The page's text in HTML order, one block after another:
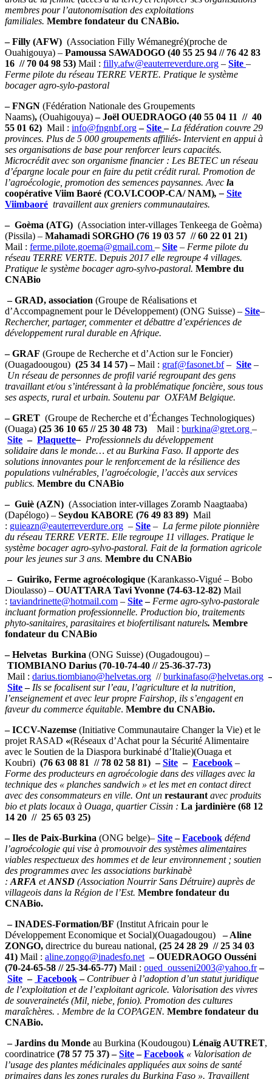
membres pour l’autonomisation des exploitations
familiales. Membre fondateur du CNABio.
– Filly (AFW) (Association Filly Wémanegré)(proche de
Ouahigouya) – Pamoussa SAWADOGO (40 55 25 94 // 76 42 83
16 // 70 04 98 53) Mail : filly.afw@eauterreverdure.org – Site –
Ferme pilote du réseau TERRE VERTE. Pratique le système
bocager agro-sylo-pastoral
– FNGN (Fédération Nationale des Groupements
Naams), (Ouahigouya)– Joël OUEDRAOGO (40 55 04 11 // 40
55 01 62) Mail : info@fngnbf.org –Site– La fédération couvre 29
provinces. Plus de 5 000 groupements affiliés- Intervient en appui à
ses organisations de base pour renforcer leurs capacités.
Microcrédit avec son organisme financier : Les BETEC un réseau
d’épargne locale pour en faire du petit crédit rural. Promotion de
l’agroécologie, promotion des semences paysannes. Avec la
coopérative Viim Baoré (CO.VI.COOP-CA/ NAM), – Site
Viimbaoré travaillent aux greniers communautaires.
– Goèma (ATG) (Association inter-villages Tenkeega de Goèma)
(Pissila) – Mahamadi SORGHO (76 19 03 57 // 60 22 01 21)
Mail : ferme.pilote.goema@gmail.com – Site – Ferme pilote du
réseau TERRE VERTE. Depuis 2017 elle regroupe 4 villages.
Pratique le système bocager agro-sylvo-pastoral. Membre du
CNABio
– GRAD, association (Groupe de Réalisations et
d’Accompagnement pour le Développement) (ONG Suisse) – Site–
Rechercher, partager, commenter et débattre d’expériences de
développement rural durable en Afrique.
– GRAF (Groupe de Recherche et d’Action sur le Foncier)
(Ouagadoougou) (25 34 14 57) –Mail : graf@fasonet.bf– Site –
Un réseau de personnes de profil varié regroupant des gens
travaillant et/ou s’intéressant à la problématique foncière, sous tous
ses aspects, rural et urbain. Soutenu par OXFAM Belgique.
– GRET (Groupe de Recherche et d’Échanges Technologiques)
(Ouaga) (25 36 10 65 // 25 30 48 73) Mail : burkina@gret.org –
Site – Plaquette– Professionnels du développement
solidaire dans le monde… et au Burkina Faso. Il apporte des
solutions innovantes pour le renforcement de la résilience des
populations vulnérables, l’agroécologie, l’accès aux services
publics. Membre du CNABio
– Guiè (AZN) (Association inter-villages Zoramb Naagtaaba)
(Dapélogo) – Seydou KABORE (76 49 83 89) Mail
: guieazn@eauterreverdure.org – Site – La ferme pilote pionnière
du réseau TERRE VERTE. Elle regroupe 11 villages. Pratique le
système bocager agro-sylvo-pastoral. Fait de la formation agricole
pour les jeunes sur 3 ans. Membre du CNABio
– Guiriko, Ferme agroécologique (Karankasso-Vigué – Bobo
Dioulasso) – OUATTARA Tavi Yvonne (74-63-12-82) Mail
: taviandrinette@hotmail.com – Site– Ferme agro-sylvo-pastorale
incluant formation professionnelle. Production bio, traitements
phyto-sanitaires, parasitaires et biofertilisant naturels. Membre
fondateur du CNABio
– Helvetas Burkina (ONG Suisse) (Ougadougou) –
TIOMBIANO Darius (70-10-74-40 // 25-36-37-73)
Mail : darius.tiombiano@helvetas.org //burkinafaso@helvetas.org
Site– Ils se focalisent sur l’eau, l’agriculture et la nutrition,
l’enseignement et avec leur propre Fairshop, ils s’engagent en
faveur du commerce équitable. Membre du CNABio.
– ICCV-Nazemse (Initiative Communautaire Changer la Vie) et le
projet RASAD «(Réseaux d’Achat pour la Sécurité Alimentaire
avec le Soutien de la Diaspora burkinabé d’Italie)(Ouaga et
Koubri) (76 63 08 81 // 78 02 58 81) –Site – Facebook –
Forme des producteurs en agroécologie dans des villages avec la
technique des « planches sandwich » et les met en contact direct
avec des consommateurs en ville. Ont un restaurant avec produits
bio et plats locaux à Ouaga, quartier Cissin : La jardinière (68 12
14 20 // 25 65 03 25)
– Iles de Paix-Burkina (ONG belge)– Site–Facebook défend
l’agroécologie qui vise à promouvoir des systèmes alimentaires
viables respectueux des hommes et de leur environnement ; soutien
des programmes avec les associations burkinabè
: ARFA etANSD (Association Nourrir Sans Détruire) auprès de
villageois dans la Région de l’Est. Membre fondateur du
CNABio.
– INADES-Formation/BF (Institut Africain pour le
Développement Economique et Social)(Ouagadougou)
– Aline
ZONGO, directrice du bureau national, (25 24 28 29 // 25 34 03
41) Mail : aline.zongo@inadesfo.net – OUEDRAOGO Ousséni
(70-24-65-58 // 25-34-65-77) Mail : oued_ousseni2003@yahoo.fr –
Site – Facebook– Contribuer à l’adoption d’un statut juridique
de l’exploitation et de l’exploitant agricole. Valorisation des vivres
de souverainetés (Mil, niebe, fonio). Promotion des cultures
maraîchères. . Membre de la COPAGEN. Membre fondateur du
CNABio.
– Jardins du Monde au Burkina (Koudougou) Lénaïg AUTRET,
coordinatrice (78 57 75 37) –Site–Facebook « Valorisation de
l’usage des plantes médicinales appliquées aux soins de santé
primaires dans les zones rurales du Burkina Faso ». Travaillent